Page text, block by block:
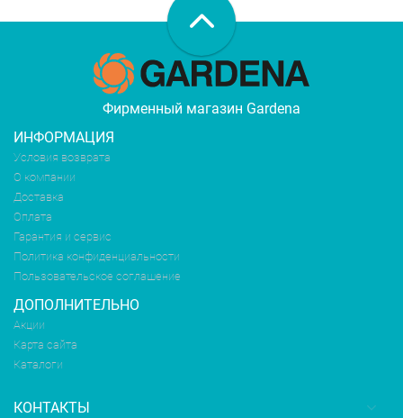
Фирменный магазин Gardena
ИНФОРМАЦИЯ
Условия возврата
О компании
Доставка
Оплата
Гарантия и сервис
Политика конфиденциальности
Пользовательское соглашение
ДОПОЛНИТЕЛЬНО
Акции
Карта сайта
Каталоги
КОНТАКТЫ